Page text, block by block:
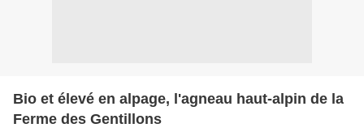
Bio et élevé en alpage, l'agneau haut-alpin de la
Ferme des Gentillons